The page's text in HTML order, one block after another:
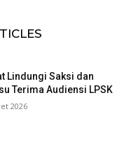
Lindungi Saksi dan
Terima Audiensi LPSK
2026